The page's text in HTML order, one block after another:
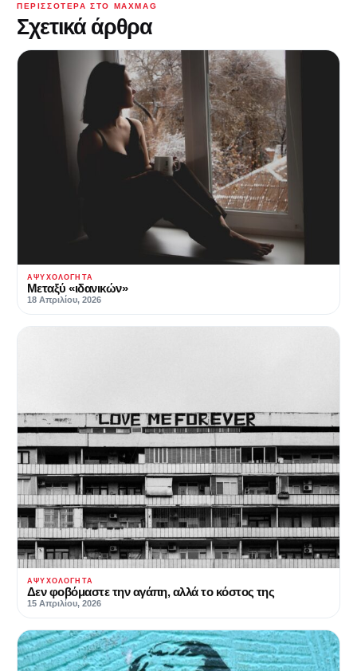
ΠΕΡΙΣΣΌΤΕΡΑ ΣΤΟ MAXMAG
Σχετικά άρθρα
ΑΨΥΧΟΛΌΓΗΤΑ
Μεταξύ «ιδανικών»
18 Απριλίου, 2026
ΑΨΥΧΟΛΌΓΗΤΑ
Δεν φοβόμαστε την αγάπη, αλλά το κόστος της
15 Απριλίου, 2026